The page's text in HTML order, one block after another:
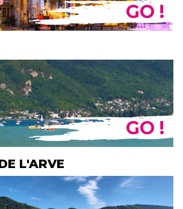
GO !
GO !
L'ARVE